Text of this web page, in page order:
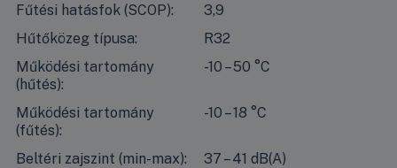
Fűtési hatásfok (SCOP):
3,9
Hűtőközeg típusa:
R32
Működési tartomány
(hűtés):
-10 – 50 °C
Működési tartomány
(fűtés):
-10 – 18 °C
Beltéri zajszint (min-max):
37 – 41 dB(A)